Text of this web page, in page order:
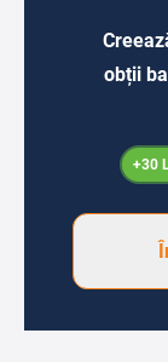
obții
+30